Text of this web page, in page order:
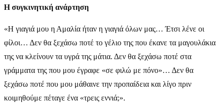
Η συγκινητική ανάρτηση
«Η γιαγιά μου η Αμαλία ήταν η γιαγιά όλων μας… Έτσι λένε οι
φίλοι… Δεν θα ξεχάσω ποτέ το γέλιο της που έκανε τα μαγουλάκια
της να κλείνουν τα υγρά της μάτια. Δεν θα ξεχάσω ποτέ στα
γράμματα της που μου έγραφε «σε φιλώ με πόνο»… Δεν θα
ξεχάσω ποτέ που μου μάθαινε την προπαίδεια και λίγο πριν
κοιμηθούμε πέταγε ένα «τρεις εννιά;».